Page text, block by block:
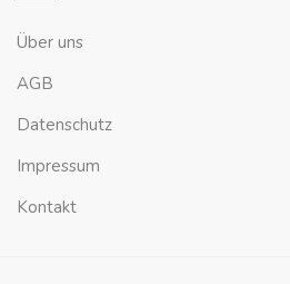
Über uns
AGB
Datenschutz
Impressum
Kontakt